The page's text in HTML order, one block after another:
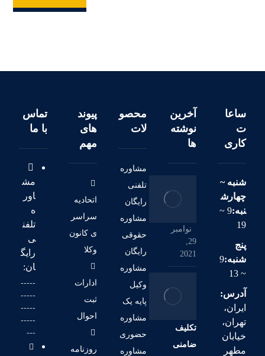
ساعا
ت
کاری
شنبه ~
چهارش
نبه:
9 ~
19
پنج
شنبه:9
~ 13
آدرس:
ایران،
تهران،
خیابان
مطهر
آخرین
نوشته
ها
نوامبر
29,
2021
تکلیف
ضامنی
محصو
لات
مشاوره
تلفنی
رایگان
مشاوره
حقوقی
رایگان
مشاوره
وکیل
پایه یک
مشاوره
حضوری
مشاوره
پیوند
های
مهم
اتحادیه
سراسر
ی کانون
وکلا
ادارات
ثبت
احوال
روزنامه
تماس
با ما
مش
اور
ه
تلفن
ی
رایگ
ان:
-----
-----
-----
-----
---